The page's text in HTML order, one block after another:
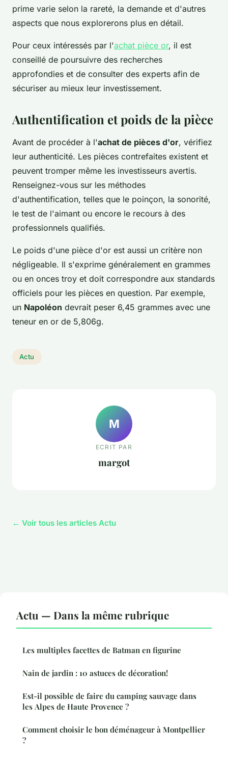
prime varie selon la rareté, la demande et d'autres
aspects que nous explorerons plus en détail.
Pour ceux intéressés par l'achat pièce or, il est
conseillé de poursuivre des recherches
approfondies et de consulter des experts afin de
sécuriser au mieux leur investissement.
Authentification et poids de la pièce
Avant de procéder à l'achat de pièces d'or, vérifiez
leur authenticité. Les pièces contrefaites existent et
peuvent tromper même les investisseurs avertis.
Renseignez-vous sur les méthodes
d'authentification, telles que le poinçon, la sonorité,
le test de l'aimant ou encore le recours à des
professionnels qualifiés.
Le poids d'une pièce d'or est aussi un critère non
négligeable. Il s'exprime généralement en grammes
ou en onces troy et doit correspondre aux standards
officiels pour les pièces en question. Par exemple,
un Napoléon devrait peser 6,45 grammes avec une
teneur en or de 5,806g.
Actu
M
ECRIT PAR
margot
← Voir tous les articles Actu
Actu — Dans la même rubrique
Les multiples facettes de Batman en figurine
Nain de jardin : 10 astuces de décoration!
Est-il possible de faire du camping sauvage dans
les Alpes de Haute Provence ?
Comment choisir le bon déménageur à Montpellier
?